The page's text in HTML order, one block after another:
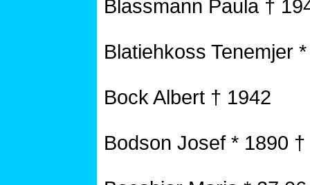
Blassmann Paula †
Blatiehkoss Tenemjer
Bock Albert † 1942
Bodson Josef * 1890